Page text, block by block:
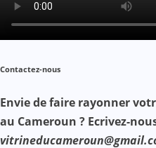
Contactez-nous
Envie de faire rayonner
au Cameroun ? Ecrivez-